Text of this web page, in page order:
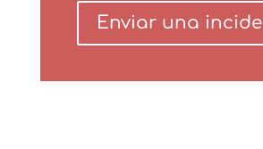
Enviar una